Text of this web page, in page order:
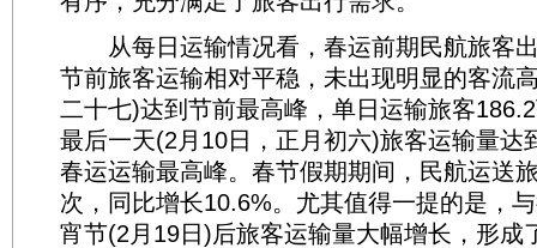
从每日运输情况看，春运前期民航旅客
节前旅客运输相对平稳，未出现明显的客流
二十七)达到节前最高峰，单日运输旅客
最后一天(2月10日，正月初六)旅客运输量达
春运运输最高峰。春节假期期间，民航运送
次，同比增长10.6%。尤其值得一提的是，
宵节(2月19日)后旅客运输量大幅增长，形成